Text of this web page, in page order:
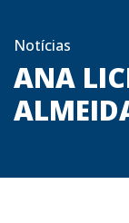
Notícias
ANA